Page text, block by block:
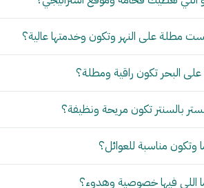
مطلة على النهر وتكون وخدمتها عالية؟
البحر تكون راقية ومطلة؟
بالسنتر تكون مريحة ونظيفة؟
مناسبة للعوائل؟
اللي فيها خصوصية وهدوء؟